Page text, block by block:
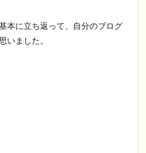
本に立ち返って、自分のブログ
いました。